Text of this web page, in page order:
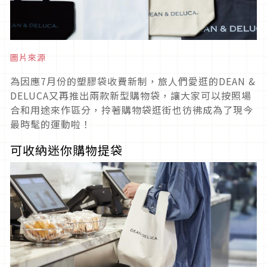
圖片來源
為因應7月份的塑膠袋收費新制，旅人們愛逛的DEAN &
DELUCA又再推出兩款新型購物袋，讓大家可以按照場
合和用途來作區分，拎著購物袋逛街也彷彿成為了現今
最時髦的運動啦！
可收納迷你購物提袋